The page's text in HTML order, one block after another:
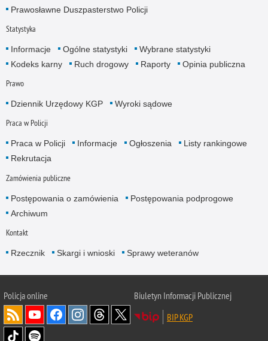
Prawosławne Duszpasterstwo Policji
Statystyka
Informacje Ogólne statystyki
Wybrane statystyki
Kodeks karny
Ruch drogowy Raporty Opinia publiczna
Prawo
Dziennik Urzędowy KGP Wyroki sądowe
Praca w Policji
Praca w Policji Informacje Ogłoszenia
Listy rankingowe
Rekrutacja
Zamówienia publiczne
Postępowania o zamówienia
Postępowania podprogowe
Archiwum
Kontakt
Rzecznik Skargi i wnioski Sprawy weteranów
Policjaonline
Biuletyn Informacji Publicznej
BIP KGP